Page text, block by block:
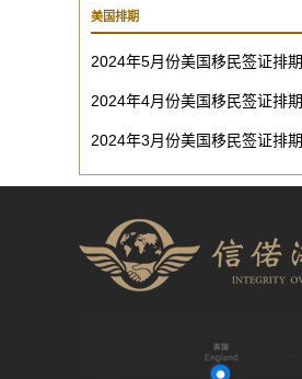
美国排期
2024年5月份美国移民签证排期
2024年4月份美国移民签证排期
2024年3月份美国移民签证排期